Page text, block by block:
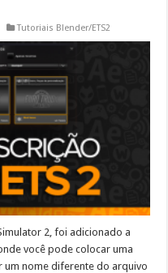
Tutoriais Blender/ETS2
2, foi adicionado a
você pode colocar uma
um nome diferente do arquivo